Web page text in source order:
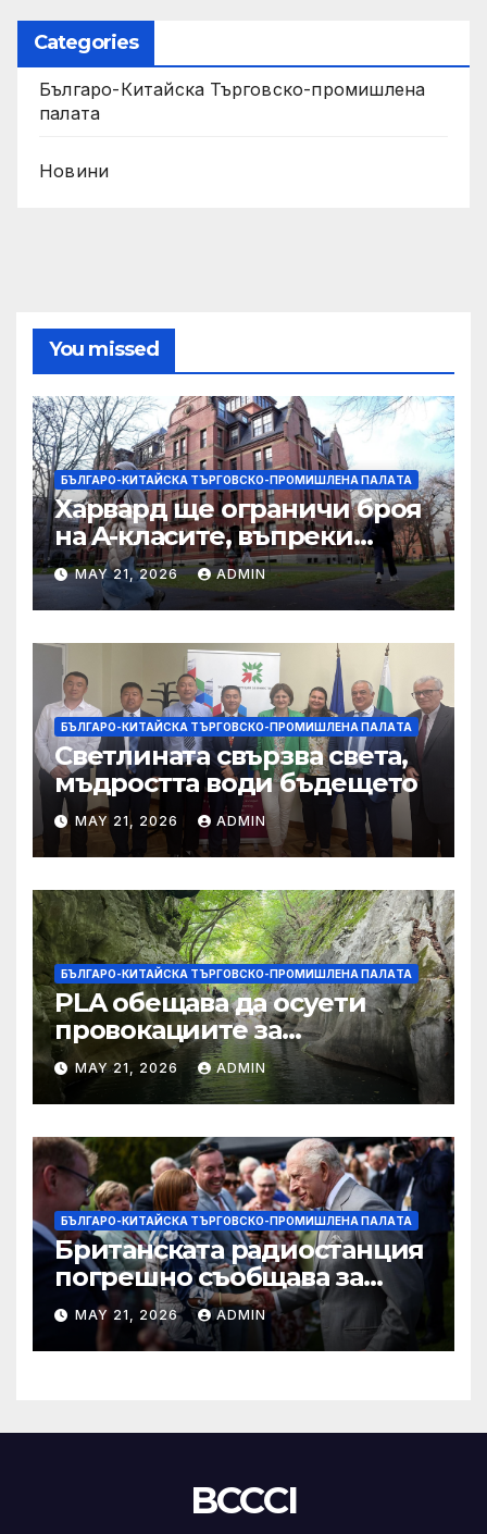
Categories
Българо-Китайска Търговско-промишлена
палaта
Новини
You missed
БЪЛГАРО-КИТАЙСКА ТЪРГОВСКО-ПРОМИШЛЕНА ПАЛAТА
Харвард ще ограничи броя
на A-класите, въпреки
силната съпротива на
студентите
MAY 21, 2026 ADMIN
БЪЛГАРО-КИТАЙСКА ТЪРГОВСКО-ПРОМИШЛЕНА ПАЛAТА
Светлината свързва света,
мъдростта води бъдещето
MAY 21, 2026 ADMIN
БЪЛГАРО-КИТАЙСКА ТЪРГОВСКО-ПРОМИШЛЕНА ПАЛAТА
PLA обещава да осуети
провокациите за
„независимост на Тайван“.
MAY 21, 2026 ADMIN
БЪЛГАРО-КИТАЙСКА ТЪРГОВСКО-ПРОМИШЛЕНА ПАЛAТА
Британската радиостанция
погрешно съобщава за
смъртта на крал Чарлз
MAY 21, 2026 ADMIN
BCCCI